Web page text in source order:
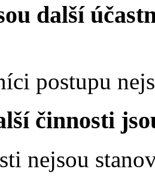
další
postupu
činnosti
nejsou